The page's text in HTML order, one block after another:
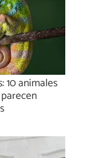
10 animales